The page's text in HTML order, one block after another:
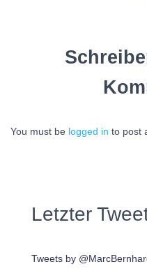
You must be logged in to post
Letzter
Tweets by